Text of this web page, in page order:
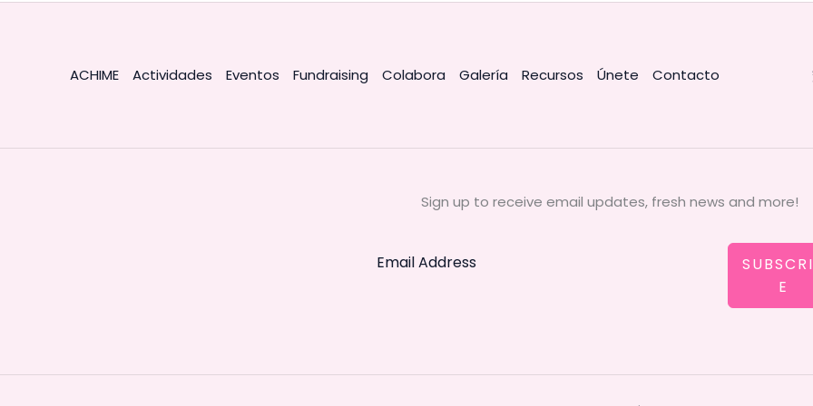
ACHIME Actividades Eventos Fundraising Colabora Galería Recursos Únete Contacto
Sign up to receive email updates, fresh news and more!
E